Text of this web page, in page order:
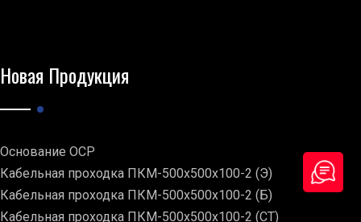
Новая Продукция
Основание ОСР
Кабельная проходка ПКМ-500х500х100-2 (Э)
Кабельная проходка ПКМ-500х500х100-2 (Б)
Кабельная проходка ПКМ-500х500х100-2 (СТ)